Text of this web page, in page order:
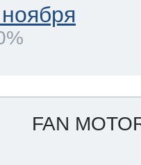
FAN